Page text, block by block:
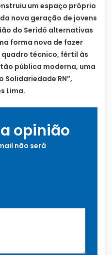
um espaço próprio
nova geração de jovens
do Seridó alternativas
forma nova de fazer
quadro técnico, fértil às
pública moderna, uma
Solidariedade RN”,
Lima.
opinião
não será